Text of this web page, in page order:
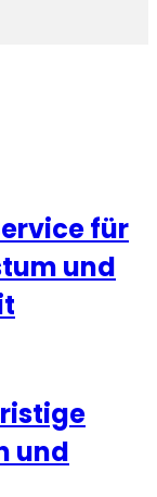
für
und
und